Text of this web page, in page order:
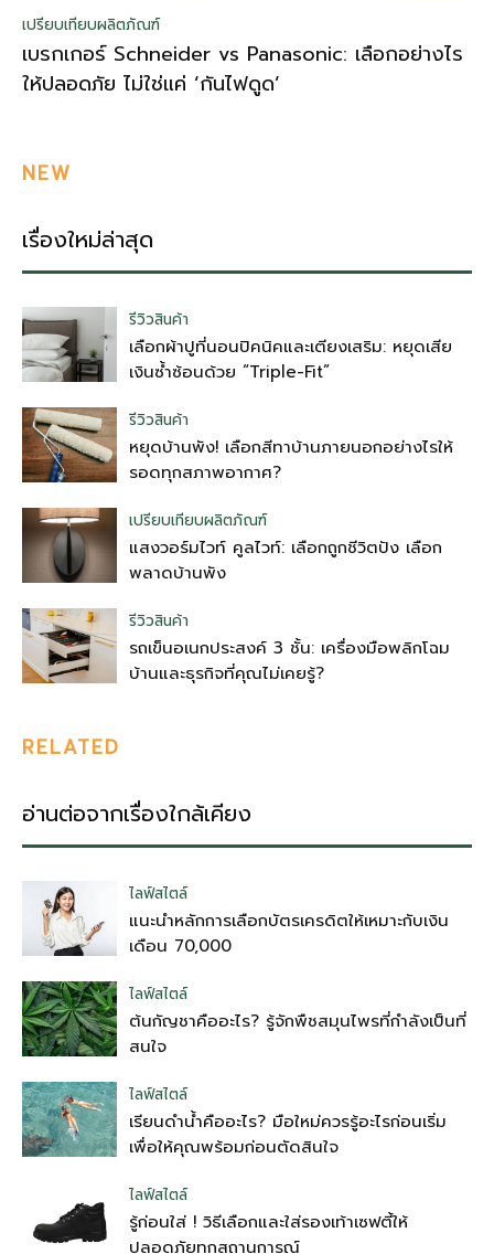
เปรียบเทียบผลิตภัณฑ์
เบรกเกอร์ Schneider vs Panasonic: เลือกอย่างไร
ให้ปลอดภัย ไม่ใช่แค่ ‘กันไฟดูด’
NEW
เรื่องใหม่ล่าสุด
รีวิวสินค้า
เลือกผ้าปูที่นอนปิคนิคและเตียงเสริม: หยุดเสีย
เงินซ้ำซ้อนด้วย “Triple-Fit”
รีวิวสินค้า
หยุดบ้านพัง! เลือกสีทาบ้านภายนอกอย่างไรให้
รอดทุกสภาพอากาศ?
เปรียบเทียบผลิตภัณฑ์
แสงวอร์มไวท์ คูลไวท์: เลือกถูกชีวิตปัง เลือก
พลาดบ้านพัง
รีวิวสินค้า
รถเข็นอเนกประสงค์ 3 ชั้น: เครื่องมือพลิกโฉม
บ้านและธุรกิจที่คุณไม่เคยรู้?
RELATED
อ่านต่อจากเรื่องใกล้เคียง
ไลฟ์สไตล์
แนะนำหลักการเลือกบัตรเครดิตให้เหมาะกับเงิน
เดือน 70,000
ไลฟ์สไตล์
ต้นกัญชาคืออะไร? รู้จักพืชสมุนไพรที่กำลังเป็นที่
สนใจ
ไลฟ์สไตล์
เรียนดำน้ำคืออะไร? มือใหม่ควรรู้อะไรก่อนเริ่ม
เพื่อให้คุณพร้อมก่อนตัดสินใจ
ไลฟ์สไตล์
รู้ก่อนใส่ ! วิธีเลือกและใส่รองเท้าเซฟตี้ให้
ปลอดภัยทุกสถานการณ์